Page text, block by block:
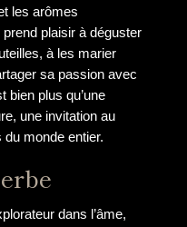
les arômes
plaisir à déguster
à les marier
sa passion avec
bien plus qu’une
une invitation au
monde entier.
dans l’âme,